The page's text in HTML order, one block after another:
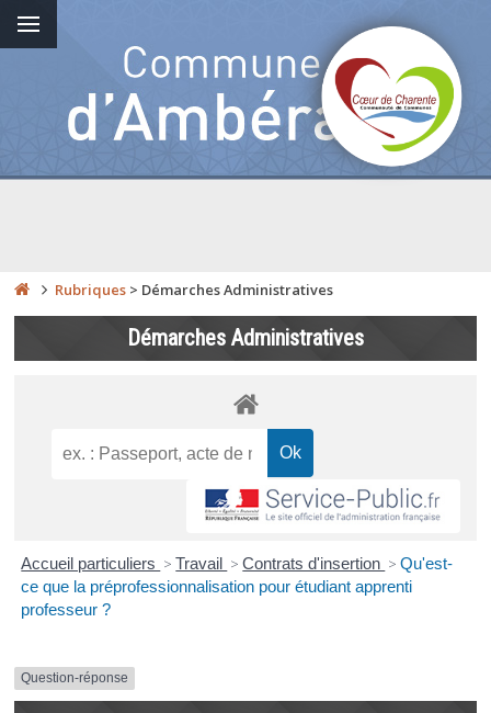
Rubriques > Démarches Administratives
Démarches Administratives
Accueil particuliers > Travail > Contrats d'insertion > Qu'est-
ce que la préprofessionnalisation pour étudiant apprenti
professeur ?
Question-réponse